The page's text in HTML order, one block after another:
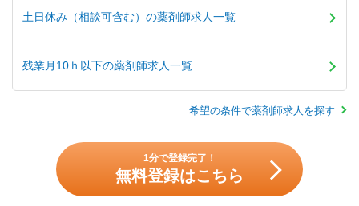
土日休み（相談可含む）の薬剤師求人一覧
残業月10ｈ以下の薬剤師求人一覧
希望の条件で薬剤師求人を探す
1分で登録完了！
無料登録はこちら